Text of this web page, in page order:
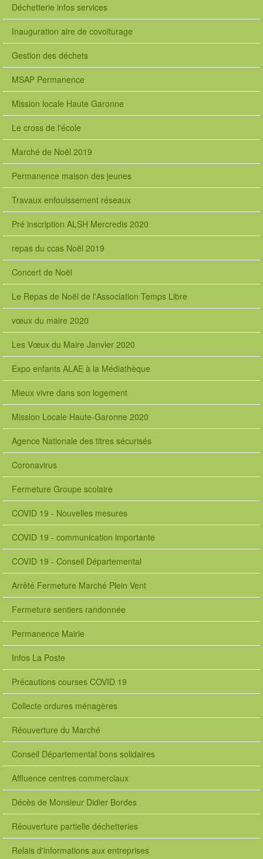
Déchetterie infos services
Inauguration aire de covoiturage
Gestion des déchets
MSAP Permanence
Mission locale Haute Garonne
Le cross de l'école
Marché de Noël 2019
Permanence maison des jeunes
Travaux enfouissement réseaux
Pré inscription ALSH Mercredis 2020
repas du ccas Noël 2019
Concert de Noël
Le Repas de Noël de l'Association Temps Libre
vœux du maire 2020
Les Vœux du Maire Janvier 2020
Expo enfants ALAE à la Médiathèque
Mieux vivre dans son logement
Mission Locale Haute-Garonne 2020
Agence Nationale des titres sécurisés
Coronavirus
Fermeture Groupe scolaire
COVID 19 - Nouvelles mesures
COVID 19 - communication importante
COVID 19 - Conseil Départemental
Arrêté Fermeture Marché Plein Vent
Fermeture sentiers randonnée
Permanence Mairie
Infos La Poste
Précautions courses COVID 19
Collecte ordures ménagères
Réouverture du Marché
Conseil Départemental bons solidaires
Affluence centres commerciaux
Décès de Monsieur Didier Bordes
Réouverture partielle déchetteries
Relais d'informations aux entreprises